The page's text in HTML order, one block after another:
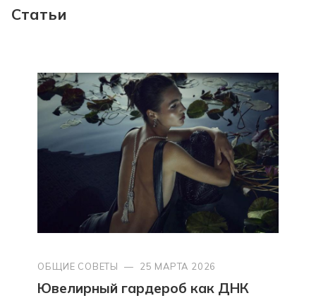
Статьи
ОБЩИЕ СОВЕТЫ — 25 МАРТА 2026
Ювелирный гардероб как ДНК